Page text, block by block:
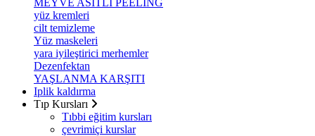
MEYVE ASITLI PEELING
yüz kremleri
cilt temizleme
Yüz maskeleri
yara iyileştirici merhemler
Dezenfektan
YAŞLANMA KARŞITI
Iplik kaldırma
Tıp Kursları
Tıbbi eğitim kursları
çevrimiçi kurslar